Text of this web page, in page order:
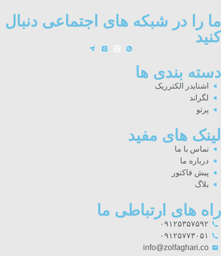
ما را در شبکه های اجتماعی دنبال
کنید
دسته بندی ها
اشنایدر الکترریک
لگراند
پرتو
لینک های مفید
تماس با ما
درباره ما
پیش فاکتور
بلاگ
راه های ارتباطی ما
۰۹۱۲۵۳۵۷۵۹۲
۰۹۱۲۵۷۷۳۰۵۱
info@zolfaghari.co